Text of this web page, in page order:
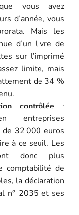
vous avez
d’année, vous
Mais les
d’un livre de
sur l’imprimé
limite, mais
de 34 %
contrôlée :
entreprises
32 000 euros
à ce seuil. Les
donc plus
comptabilité de
la déclaration
n° 2035 et ses